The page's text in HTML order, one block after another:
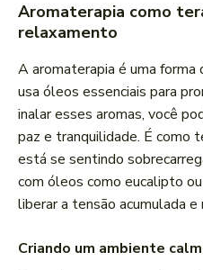
Aromaterapia como
relaxamento
A aromaterapia é uma forma
usa óleos essenciais para
inalar esses aromas, você
paz e tranquilidade. É como
está se sentindo
com óleos como eucalipto
liberar a tensão acumulada e
Criando um ambiente